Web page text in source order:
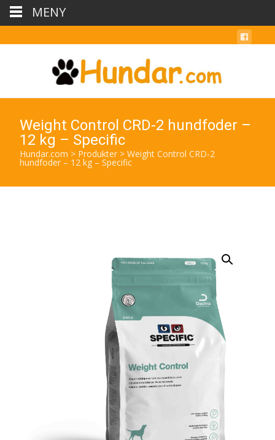
Weight Control CRD-2 hundfoder –
12 kg – Specific
Hundar.com > Produkter > Weight Control CRD-2
hundfoder – 12 kg – Specific
MENY